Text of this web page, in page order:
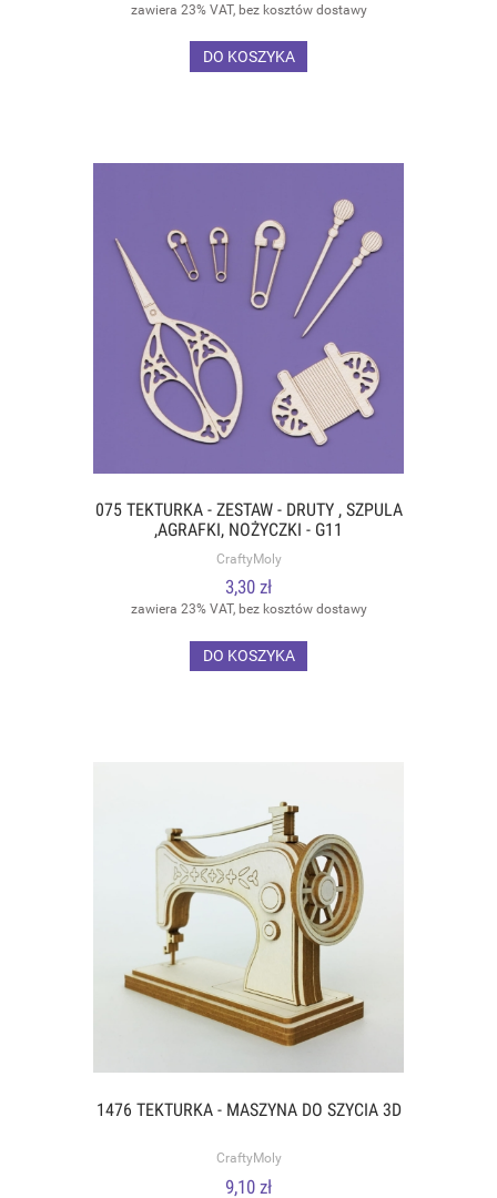
zawiera 23% VAT, bez kosztów dostawy
DO KOSZYKA
075 TEKTURKA - ZESTAW - DRUTY , SZPULA
,AGRAFKI, NOŻYCZKI - G11
CraftyMoly
3,30 zł
zawiera 23% VAT, bez kosztów dostawy
DO KOSZYKA
1476 TEKTURKA - MASZYNA DO SZYCIA 3D
CraftyMoly
9,10 zł